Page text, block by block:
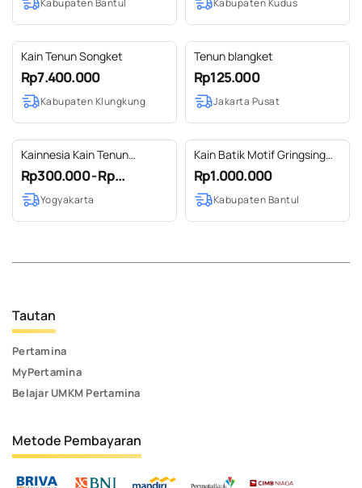
Kabupaten Bantul Kabupaten Kudus
Kain Tenun Songket
Rp7.400.000
Kabupaten Klungkung
Tenun blangket
Rp125.000
Jakarta Pusat
Kainnesia Kain Tenun
Blanket Airbrush #1
Rp300.000 - Rp...
Yogyakarta
Kain Batik Motif Gringsing
Bintang
Rp1.000.000
Kabupaten Bantul
Tautan
Pertamina
MyPertamina
Belajar UMKM Pertamina
Metode Pembayaran